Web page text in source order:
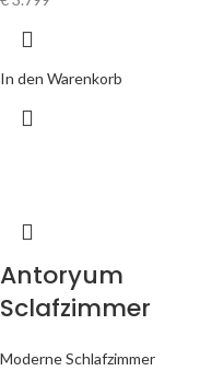
In den Warenkorb
Antoryum
Sclafzimmer
Moderne Schlafzimmer